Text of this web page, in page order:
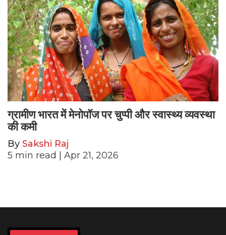
ग्रामीण भारत में मेनोपॉज पर चुप्पी और स्वास्थ्य व्यवस्था
की कमी
By Sakshi Raj
5 min read | Apr 21, 2026